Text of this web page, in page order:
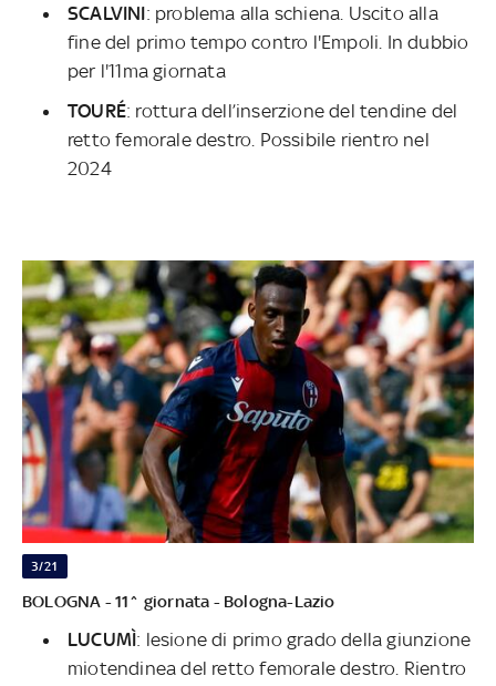
SCALVINI: problema alla schiena. Uscito alla
fine del primo tempo contro l'Empoli. In dubbio
per l'11ma giornata
TOURÉ: rottura dell’inserzione del tendine del
retto femorale destro. Possibile rientro nel
2024
3/21
BOLOGNA - 11^ giornata - Bologna-Lazio
LUCUMÌ: lesione di primo grado della giunzione
miotendinea del retto femorale destro. Rientro